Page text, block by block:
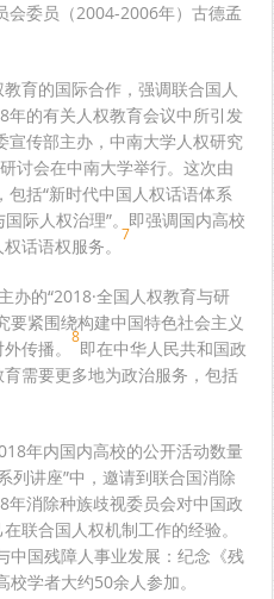
会委员（2004-2006年）古德孟
育的国际合作，强调联合国人
年的有关人权教育会议中所引发
宣传部主办，中南大学人权研究
讨会在中南大学举行。这次由
括“新时代中国人权话语体系
际人权治理”。即强调国内高校
话语权服务。
7
办的“2018·全国人权教育与研
要紧围绕构建中国特色社会主义
传播。
8
即在中华人民共和国政
需要更多地为政治服务，包括
年内国内高校的公开活动数量
列讲座”中，邀请到联合国消除
消除种族歧视委员会对中国政
联合国人权机制工作的经验。
中国残障人事业发展：纪念《残
学者大约50余人参加。